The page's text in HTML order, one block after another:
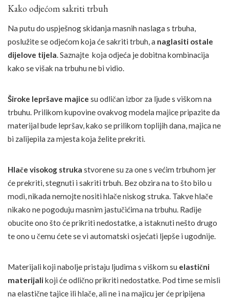
Kako odjećom sakriti trbuh
Na putu do uspješnog skidanja masnih naslaga s trbuha,
poslužite se odjećom koja će sakriti trbuh, a naglasiti ostale
dijelove tijela . Saznajte koja odjeća je dobitna kombinacija
kako se višak na trbuhu ne bi vidio.
Široke lepršave majice su odličan izbor za ljude s viškom na
trbuhu. Prilikom kupovine ovakvog modela majice pripazite da
materijal bude lepršav, kako se prilikom toplijih dana, majica ne
bi zalijepila za mjesta koja želite prekriti.
Hlače visokog struka stvorene su za one s većim trbuhom jer
će prekriti, stegnuti i sakriti trbuh. Bez obzira na to što bilo u
modi, nikada nemojte nositi hlače niskog struka. Takve hlače
nikako ne pogoduju masnim jastučićima na trbuhu. Radije
obucite ono što će prikriti nedostatke, a istaknuti nešto drugo
te ono u čemu ćete se vi automatski osjećati ljepše i ugodnije.
Materijali koji nabolje pristaju ljudima s viškom su elastični
materijalikoji će odlično prikriti nedostatke. Pod time se misli
na elastične tajice ili hlače, ali ne i na majicu jer će pripijena